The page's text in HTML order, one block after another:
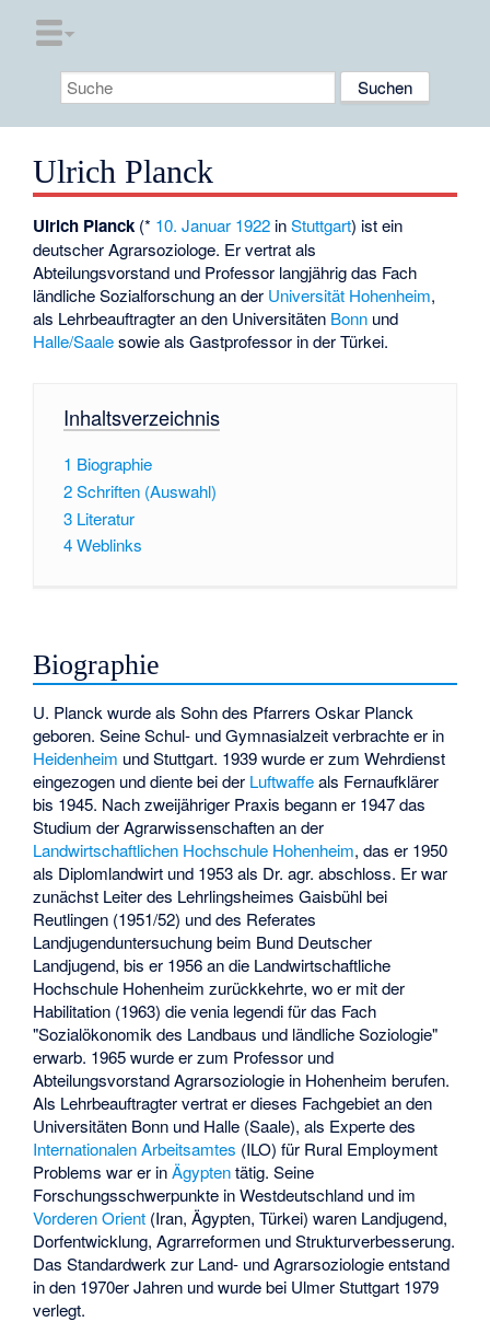
Ulrich Planck
Ulrich Planck (* 10. Januar 1922 inStuttgart) ist ein
deutscher Agrarsoziologe. Er vertrat als
Abteilungsvorstand und Professor langjährig das Fach
ländliche Sozialforschung an der Universität Hohenheim,
als Lehrbeauftragter an den Universitäten Bonn und
Halle/Saalesowie als Gastprofessor in der Türkei.
Inhaltsverzeichnis
1 Biographie
2Schriften (Auswahl)
3 Literatur
4Weblinks
Biographie
U. Planck wurde als Sohn des Pfarrers Oskar Planck
geboren. Seine Schul- und Gymnasialzeit verbrachte er in
Heidenheim und Stuttgart. 1939 wurde er zum Wehrdienst
eingezogen und diente bei der Luftwaffeals Fernaufklärer
bis 1945. Nach zweijähriger Praxis begann er 1947 das
Studium der Agrarwissenschaften an der
Landwirtschaftlichen Hochschule Hohenheim, das er 1950
als Diplomlandwirt und 1953 als Dr. agr. abschloss. Er war
zunächst Leiter des Lehrlingsheimes Gaisbühl bei
Reutlingen (1951/52) und des Referates
Landjugenduntersuchung beim Bund Deutscher
Landjugend, bis er 1956 an die Landwirtschaftliche
Hochschule Hohenheim zurückkehrte, wo er mit der
Habilitation (1963) die venia legendi für das Fach
"Sozialökonomik des Landbaus und ländliche Soziologie"
erwarb. 1965 wurde er zum Professor und
Abteilungsvorstand Agrarsoziologie in Hohenheim berufen.
Als Lehrbeauftragter vertrat er dieses Fachgebiet an den
Universitäten Bonn und Halle (Saale), als Experte des
Internationalen Arbeitsamtes (ILO) für Rural Employment
Problems war er inÄgyptentätig. Seine
Forschungsschwerpunkte in Westdeutschland und im
Vorderen Orient (Iran, Ägypten, Türkei) waren Landjugend,
Dorfentwicklung, Agrarreformen und Strukturverbesserung.
Das Standardwerk zur Land- und Agrarsoziologie entstand
in den 1970er Jahren und wurde bei Ulmer Stuttgart 1979
verlegt.